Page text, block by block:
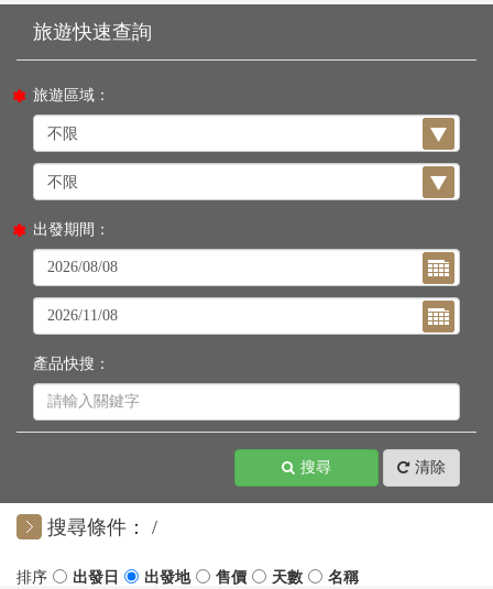
旅遊區域：
出發期間：
產品快搜：
搜尋 清除
搜尋條件：